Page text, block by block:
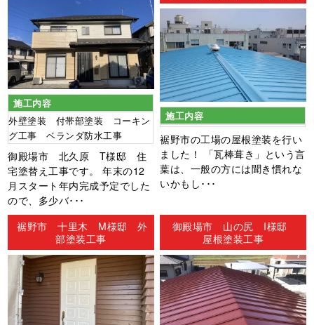
施工内容
外壁塗装 付帯部塗装 コーキン
グ工事 ベランダ防水工事
御殿場市 北久原 T様邸 住
宅塗替え工事です。 年末の12
月スタート年内完成予定でした
ので、多少バ･･･
施工内容
裾野市の工場の屋根塗装を行い
ました！ 「瓦棒葺き」という言
葉は、一般の方には聞き慣れな
いかもし･･･
裾野市 十里木 M様邸 外
部塗装工事
御殿場市 山の尻 I様邸
屋根塗装工事